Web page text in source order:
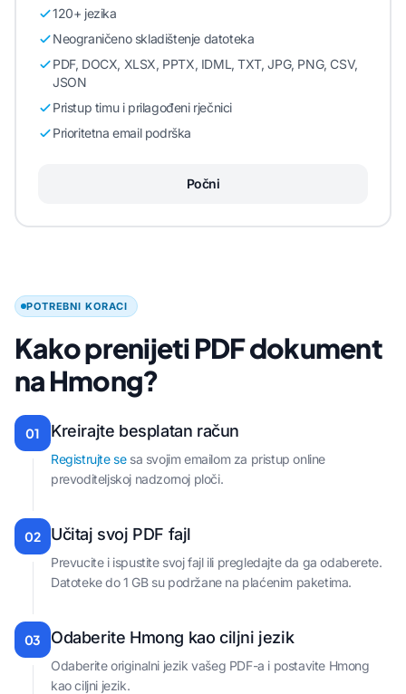
120+ jezika
Neograničeno skladištenje datoteka
PDF, DOCX, XLSX, PPTX, IDML, TXT, JPG, PNG, CSV,
JSON
Pristup timu i prilagođeni rječnici
Prioritetna email podrška
Počni
POTREBNI KORACI
Kako prenijeti PDF dokument
na Hmong?
01 Kreirajte besplatan račun
Registrujte sesa svojim emailom za pristup online
prevoditeljskoj nadzornoj ploči.
02 Učitaj svoj PDF fajl
Prevucite i ispustite svoj fajl ili pregledajte da ga odaberete.
Datoteke do 1 GB su podržane na plaćenim paketima.
03 Odaberite Hmong kao ciljni jezik
Odaberite originalni jezik vašeg PDF-a i postavite Hmong
kao ciljni jezik.